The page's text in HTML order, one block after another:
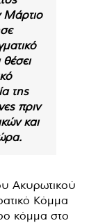
Μάρτιο
της
πριν
και
Ακυρωτικού
Κόμμα
κόμμα στο